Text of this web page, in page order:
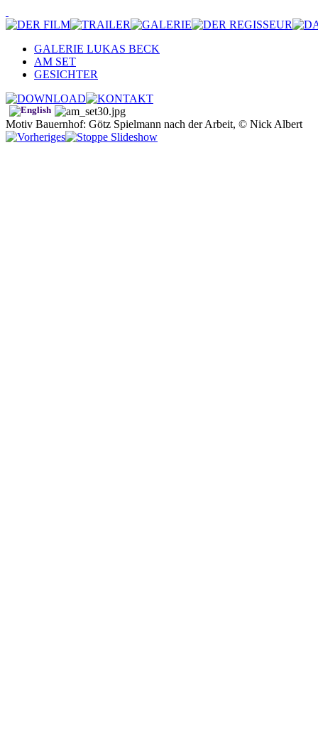
GALERIE LUKAS BECK
AM SET
GESICHTER
Motiv Bauernhof: Götz Spielmann nach der Arbeit, © Nick Albert